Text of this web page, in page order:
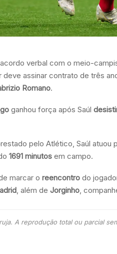
verbal com o meio-
deve assinar contrato de três
Romano.
ganhou força após Saúl
pelo Atlético, Saúl atuou
1691 minutos em campo.
marcar o reencontro do
, além de Jorginho,
A reprodução total ou parcial